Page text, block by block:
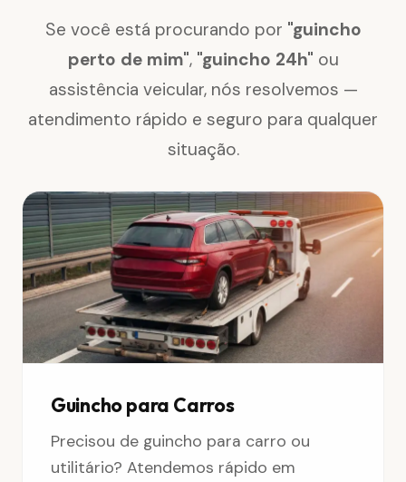
Se você está procurando por "guincho
perto de mim", "guincho 24h" ou
assistência veicular, nós resolvemos —
atendimento rápido e seguro para qualquer
situação.
Guincho para Carros
Precisou de guincho para carro ou
utilitário? Atendemos rápido em